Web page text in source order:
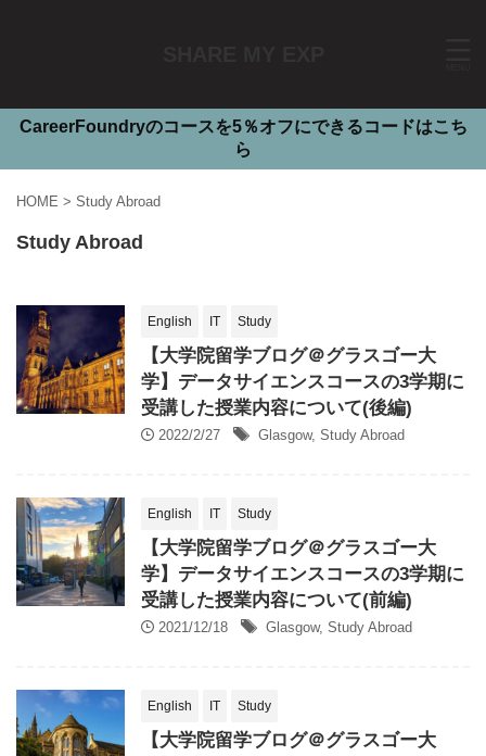
CareerFoundryのコースを5％オフにできるコードはこち
ら
HOME > Study Abroad
Study Abroad
English IT Study
【大学院留学ブログ＠グラスゴー大
学】データサイエンスコースの3学期に
受講した授業内容について(後編)
2022/2/27 Glasgow, Study Abroad
English IT Study
【大学院留学ブログ＠グラスゴー大
学】データサイエンスコースの3学期に
受講した授業内容について(前編)
2021/12/18 Glasgow, Study Abroad
English IT Study
【大学院留学ブログ＠グラスゴー大